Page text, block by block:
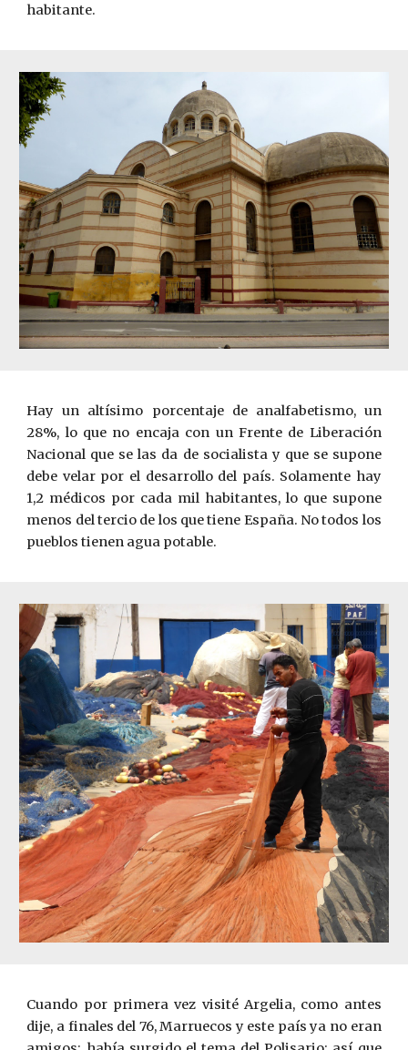
habitante.
Hay un altísimo porcentaje de analfabetismo, un
28%, lo que no encaja con un Frente de Liberación
Nacional que se las da de socialista y que se supone
debe velar por el desarrollo del país. Solamente hay
1,2 médicos por cada mil habitantes, lo que supone
menos del tercio de los que tiene España. No todos los
pueblos tienen agua potable.
Cuando por primera vez visité Argelia, como antes
dije, a finales del 76, Marruecos y este país ya no eran